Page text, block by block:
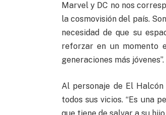
Marvel y DC no nos
la cosmovisión del país.
necesidad de que su
reforzar en un momento
generaciones más jóvenes”.
Al personaje de El
todos sus vicios. “Es una